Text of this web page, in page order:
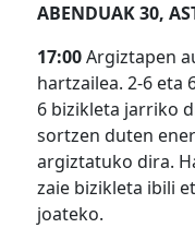
ABENDUAK 30,
17:00Argiztapen
hartzailea. 2-6
6 bizikleta jarriko
sortzen duten
argiztatuko dira.
zaie bizikleta ibili
joateko.